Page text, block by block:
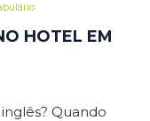
HOTEL EM
Quando